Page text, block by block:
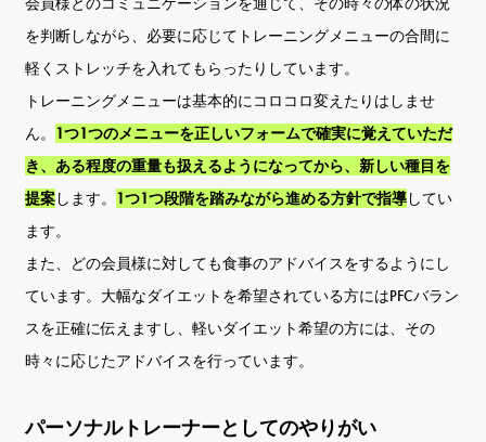
を判断しながら、必要に応じてトレーニングメニューの合間に
軽くストレッチを入れてもらったりしています。
トレーニングメニューは基本的にコロコロ変えたりはしませ
ん。 1つ1つのメニューを正しいフォームで確実に覚えていただ
き、ある程度の重量も扱えるようになってから、新しい種目を
提案します。 1つ1つ段階を踏みながら進める方針で指導してい
ます。
また、どの会員様に対しても食事のアドバイスをするようにし
ています。大幅なダイエットを希望されている方にはPFCバラン
スを正確に伝えますし、軽いダイエット希望の方には、その
時々に応じたアドバイスを行っています。
パーソナルトレーナーとしてのやりがい